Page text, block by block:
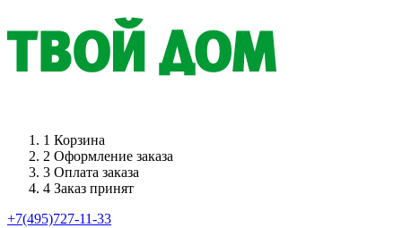
1 Корзина
2 Оформление заказа
3 Оплата заказа
4 Заказ принят
+7(495)727-11-33